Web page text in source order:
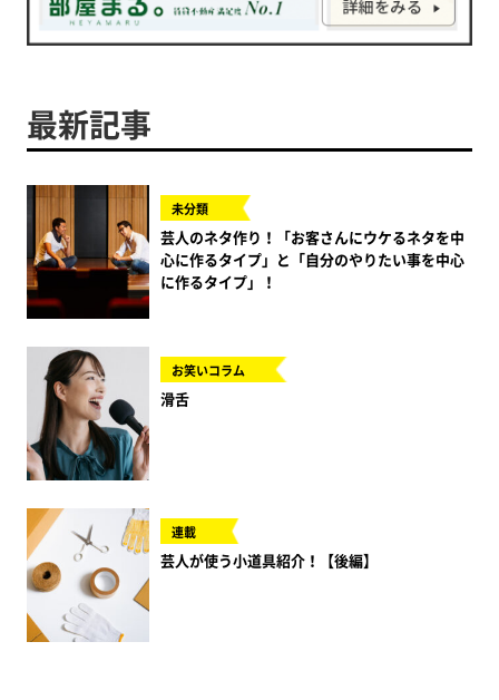
最新記事
未分類
芸人のネタ作り！「お客さんにウケるネタを中
心に作るタイプ」と「自分のやりたい事を中心
に作るタイプ」！
お笑いコラム
滑舌
連載
芸人が使う小道具紹介！【後編】